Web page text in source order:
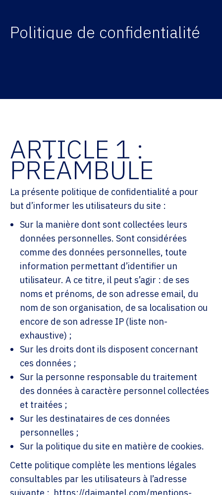
Politique de confidentialité
ARTICLE 1 :
PRÉAMBULE
La présente politique de confidentialité a pour
but d’informer les utilisateurs du site :
Sur la manière dont sont collectées leurs
données personnelles. Sont considérées
comme des données personnelles, toute
information permettant d’identifier un
utilisateur. A ce titre, il peut s’agir : de ses
noms et prénoms, de son adresse email, du
nom de son organisation, de sa localisation ou
encore de son adresse IP (liste non-
exhaustive) ;
Sur les droits dont ils disposent concernant
ces données ;
Sur la personne responsable du traitement
des données à caractère personnel collectées
et traitées ;
Sur les destinataires de ces données
personnelles ;
Sur la politique du site en matière de cookies.
Cette politique complète les mentions légales
consultables par les utilisateurs à l’adresse